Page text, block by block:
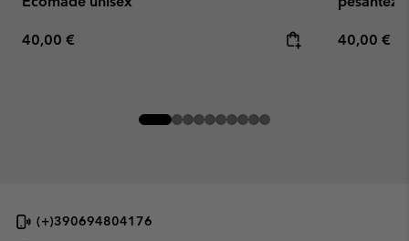
Regular price:
40,00 € Regular
40,00 €
(+)390694804176